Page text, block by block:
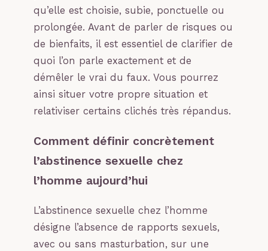
qu’elle est choisie, subie, ponctuelle ou
prolongée. Avant de parler de risques ou
de bienfaits, il est essentiel de clarifier de
quoi l’on parle exactement et de
démêler le vrai du faux. Vous pourrez
ainsi situer votre propre situation et
relativiser certains clichés très répandus.
Comment définir concrètement
l’abstinence sexuelle chez
l’homme aujourd’hui
L’abstinence sexuelle chez l’homme
désigne l’absence de rapports sexuels,
avec ou sans masturbation, sur une